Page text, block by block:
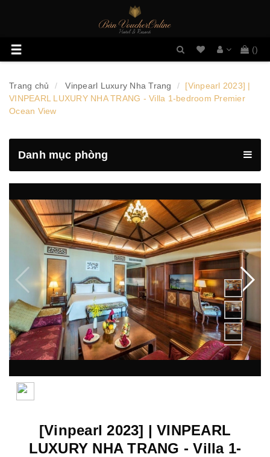
Toggle
navigation
Danh
muốn
()
Trang chủ Vinpearl Luxury Nha Trang
[Vinpearl 2023] |
VINPEARL LUXURY NHA TRANG - Villa 1-bedroom Premier
Ocean View
Danh mục phòng
[Vinpearl 2023] | VINPEARL
LUXURY NHA TRANG - Villa 1-